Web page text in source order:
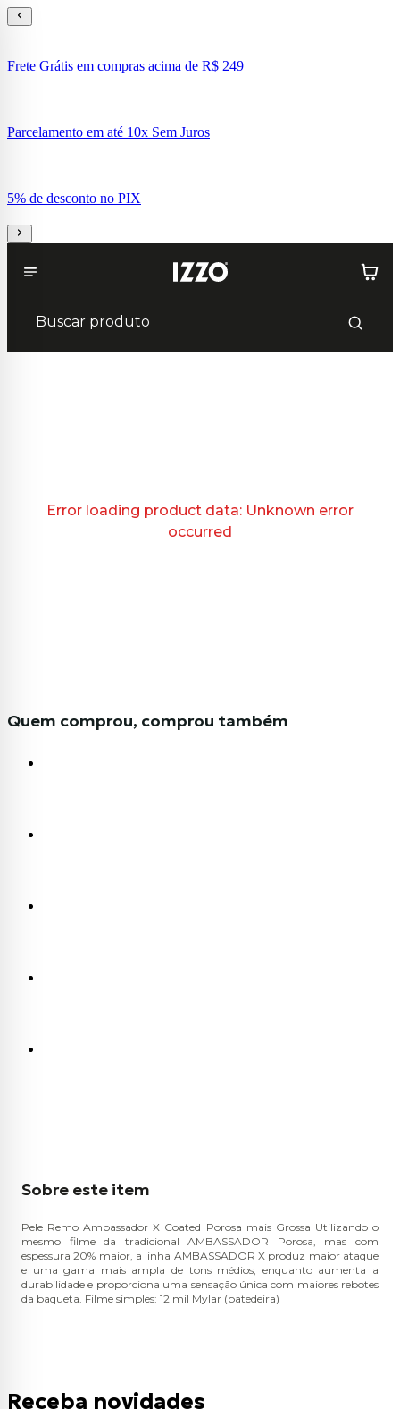
Frete Grátis em compras acima de R$ 249
Parcelamento em até 10x Sem Juros
5% de desconto no PIX
Error loading product data: Unknown error
occurred
Quem comprou, comprou também
Sobre este item
Pele Remo Ambassador X Coated Porosa mais Grossa Utilizando o
mesmo filme da tradicional AMBASSADOR Porosa, mas com
espessura 20% maior, a linha AMBASSADOR X produz maior ataque
e uma gama mais ampla de tons médios, enquanto aumenta a
durabilidade e proporciona uma sensação única com maiores rebotes
da baqueta. Filme simples: 12 mil Mylar (batedeira)
Receba novidades